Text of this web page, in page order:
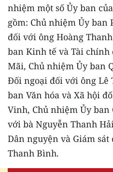
中文
FRANÇAIS
РУССКИЙ
ESPAÑOL
한국어
nhiệm một số Ủy ban
gồm: Chủ nhiệm Ủy ban
đối với ông Hoàng
ban Kinh tế và Tài chính
Mãi, Chủ nhiệm Ủy ban
Đối ngoại đối với ông Lê
ban Văn hóa và Xã hội
Vinh, Chủ nhiệm Ủy ban
với bà Nguyễn Thanh
Dân nguyện và Giám
Thanh Bình.